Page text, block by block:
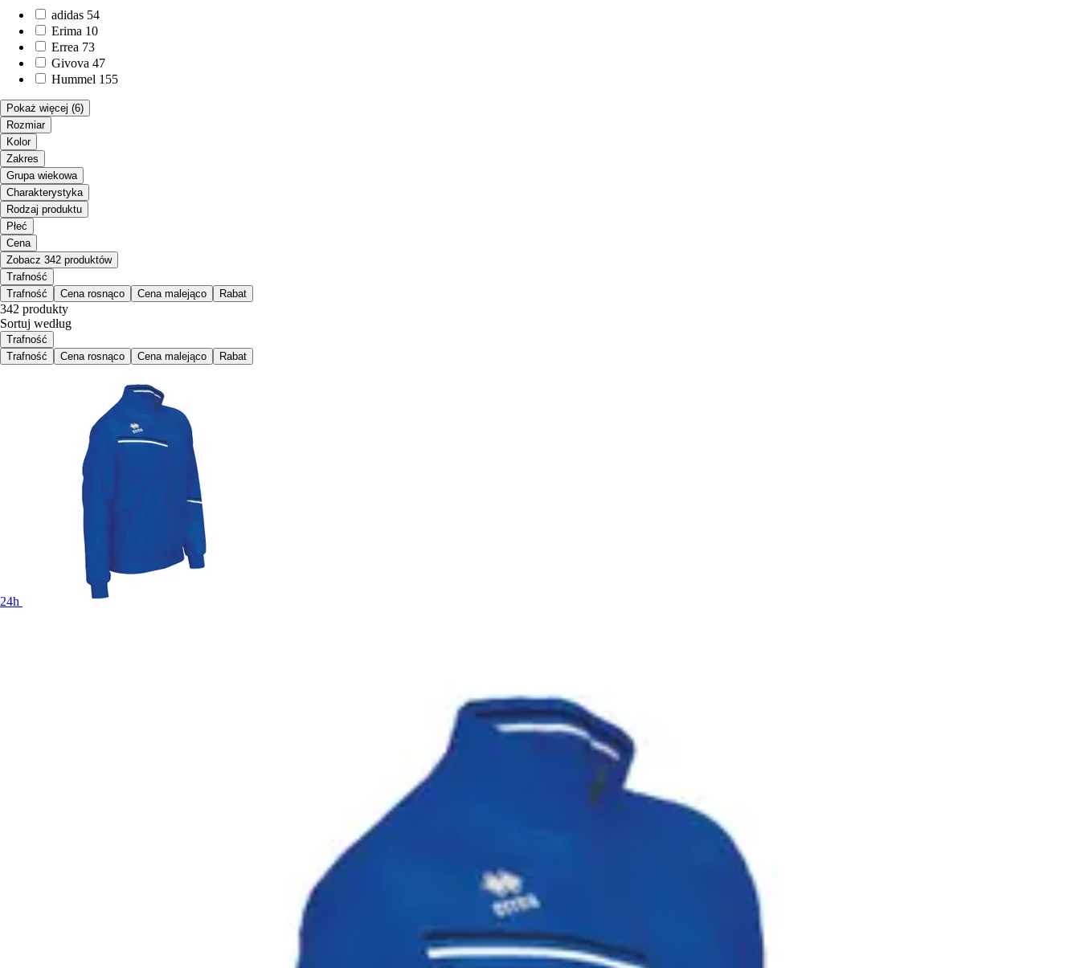
adidas 54
Erima 10
Errea 73
Givova 47
Hummel 155
Pokaż więcej (6)
Rozmiar
Kolor
Zakres
Grupa wiekowa
Charakterystyka
Rodzaj produktu
Płeć
Cena
Zobacz 342 produktów
Trafność
Trafność
Cena rosnąco Cena malejąco Rabat
342 produkty
Sortuj według
Trafność
Trafność
Cena rosnąco Cena malejąco Rabat
24h